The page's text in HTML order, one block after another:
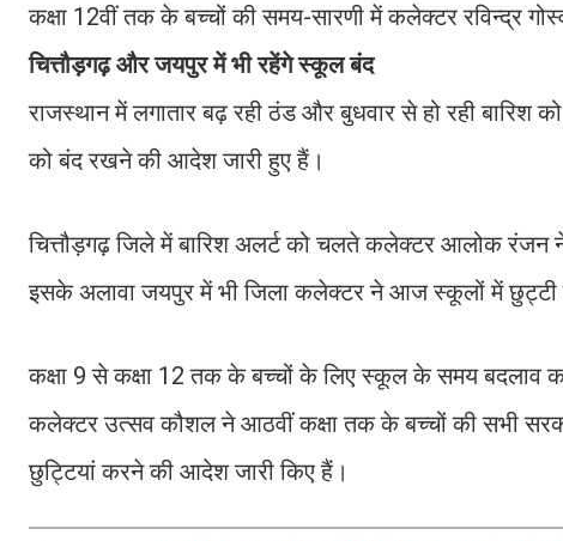
कक्षा 12वीं तक के बच्चों की समय-सारणी में कलेक्टर रविन्द्र
चित्तौड़गढ़ और जयपुर में भी रहेंगे स्कूल बंद
राजस्थान में लगातार बढ़ रही ठंड और बुधवार से हो रही
को बंद रखने की आदेश जारी हुए हैं।
चित्तौड़गढ़ जिले में बारिश अलर्ट को चलते कलेक्टर आलोक रंजन
इसके अलावा जयपुर में भी जिला कलेक्टर ने आज स्कूलों में छुट्टी
कक्षा 9 से कक्षा 12 तक के बच्चों के लिए स्कूल के समय बदलाव
कलेक्टर उत्सव कौशल ने आठवीं कक्षा तक के बच्चों की सभी
छुट्टियां करने की आदेश जारी किए हैं।